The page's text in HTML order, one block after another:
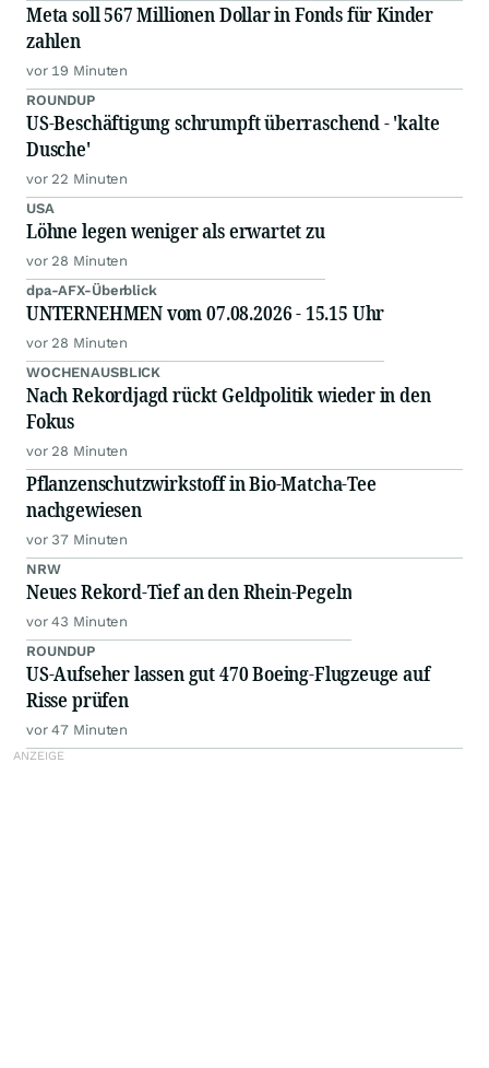
Meta soll 567 Millionen Dollar in Fonds für Kinder
zahlen
vor 19 Minuten
ROUNDUP
US-Beschäftigung schrumpft überraschend - 'kalte
Dusche'
vor 22 Minuten
USA
Löhne legen weniger als erwartet zu
vor 28 Minuten
dpa-AFX-Überblick
UNTERNEHMEN vom 07.08.2026 - 15.15 Uhr
vor 28 Minuten
WOCHENAUSBLICK
Nach Rekordjagd rückt Geldpolitik wieder in den
Fokus
vor 28 Minuten
Pflanzenschutzwirkstoff in Bio-Matcha-Tee
nachgewiesen
vor 37 Minuten
NRW
Neues Rekord-Tief an den Rhein-Pegeln
vor 43 Minuten
ROUNDUP
US-Aufseher lassen gut 470 Boeing-Flugzeuge auf
Risse prüfen
vor 47 Minuten